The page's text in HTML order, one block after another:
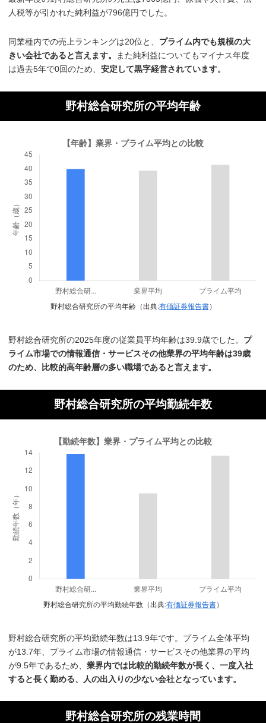
人税等が引かれた純利益が796億円でした。
同業種内での売上ランキングは20位と、 プライム内でも規模の大
きい会社であると言えます。
また純利益についてもマイナス年度
は過去5年で0回のため、安定して黒字経営されています。
野村総合研究所の平均年齢
野村総合研究所の平均年齢（出典:有価証券報告書）
野村総合研究所の2025年度の従業員平均年齢は39.9歳でした。 プ
ライム市場での情報通信・サービスその他業界の平均年齢は39歳
のため、比較的高年齢層の多い職場であると言えます。
野村総合研究所の平均勤続年数
野村総合研究所の平均勤続年数（出典:有価証券報告書）
野村総合研究所の平均勤続年数は13.9年です。プライム全体平均
が13.7年、プライム市場の情報通信・サービスその他業界の平均
が9.5年であるため、業界内では比較的勤続年数が長く、一度入社
すると長く勤める、人の出入りの少ない会社となっています。
野村総合研究所の残業時間